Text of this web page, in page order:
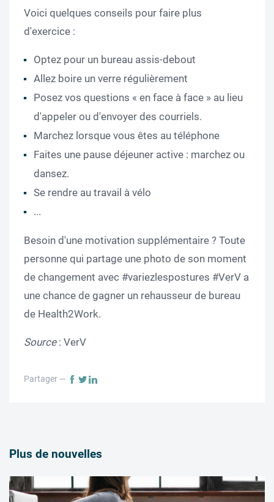
Voici quelques conseils pour faire plus
d'exercice :
Optez pour un bureau assis-debout
Allez boire un verre régulièrement
Posez vos questions « en face à face » au lieu
d'appeler ou d'envoyer des courriels.
Marchez lorsque vous êtes au téléphone
Faites une pause déjeuner active : marchez ou
dansez.
Se rendre au travail à vélo
...
Besoin d'une motivation supplémentaire ? Toute
personne qui partage une photo de son moment
de changement avec #variezlespostures #VerV a
une chance de gagner un rehausseur de bureau
de Health2Work.
Source: VerV
Partager —
Plus de nouvelles